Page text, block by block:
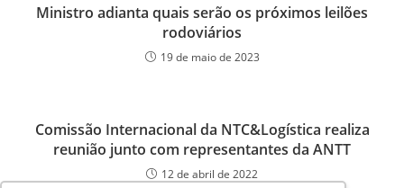
Ministro adianta quais serão os próximos leilões
rodoviários
19 de maio de 2023
Comissão Internacional da NTC&Logística realiza
reunião junto com representantes da ANTT
12 de abril de 2022